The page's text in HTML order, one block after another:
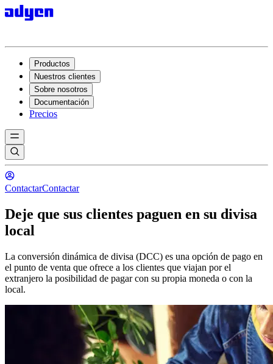
Productos
Nuestros clientes
Sobre nosotros
Documentación
Precios
ContactarContactar
Deje que sus clientes paguen en su divisa
local
La conversión dinámica de divisa (DCC) es una opción de pago en
el punto de venta que ofrece a los clientes que viajan por el
extranjero la posibilidad de pagar con su propia moneda o con la
local.